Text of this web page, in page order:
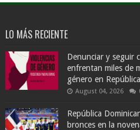
LO MÁS RECIENTE
Denunciar y seguir
enfrentan miles de
género en
August 04, 2026
República
bronces en la